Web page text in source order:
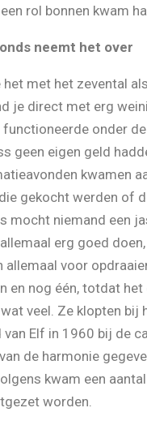
rol bonnen kwam
neemt het over
het met het zevental
je direct met erg
onder
geen eigen geld
kwamen
gekocht werden of
mocht niemand een
erg goed
allemaal voor
en nog één, totdat
veel. Ze klopten
van Elf in 1960 bij de
de harmonie
kwam een
worden.